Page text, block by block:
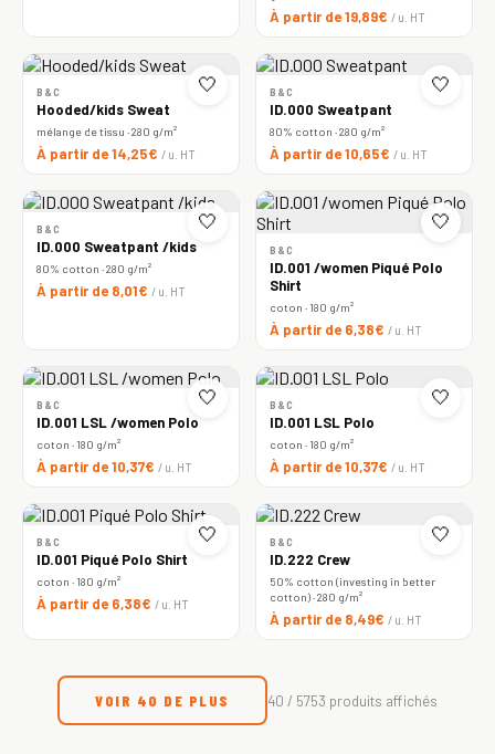
À partir de 19,89€ / u. HT
🤍
B&C
Hooded/kids Sweat
mélange de tissu · 280 g/m²
À partir de 14,25€ / u. HT
🤍
B&C
ID.000 Sweatpant
80% cotton · 280 g/m²
À partir de 10,65€ / u. HT
🤍
B&C
ID.000 Sweatpant /kids
80% cotton · 280 g/m²
À partir de 8,01€ / u. HT
🤍
B&C
ID.001 /women Piqué Polo
Shirt
coton · 180 g/m²
À partir de 6,38€ / u. HT
🤍
B&C
ID.001 LSL /women Polo
coton · 180 g/m²
À partir de 10,37€ / u. HT
🤍
B&C
ID.001 LSL Polo
coton · 180 g/m²
À partir de 10,37€ / u. HT
🤍
B&C
ID.001 Piqué Polo Shirt
coton · 180 g/m²
À partir de 6,38€ / u. HT
🤍
B&C
ID.222 Crew
50% cotton (investing in better
cotton) · 280 g/m²
À partir de 8,49€ / u. HT
VOIR 40 DE PLUS 40 / 5753 produits affichés